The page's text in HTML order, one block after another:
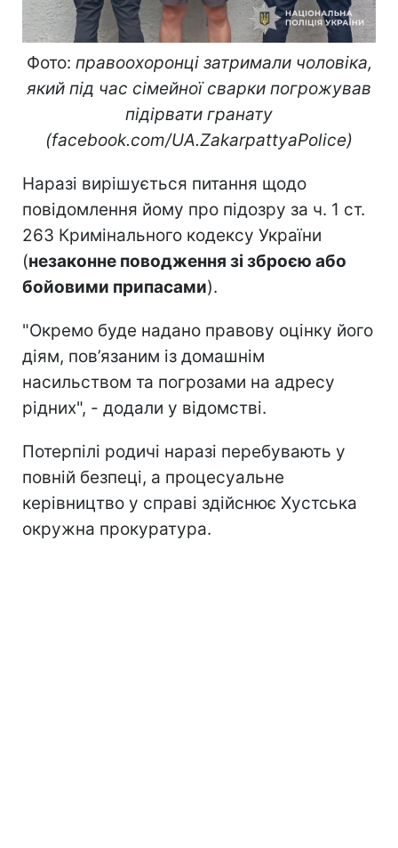
Фото: правоохоронці затримали чоловіка,
який під час сімейної сварки погрожував
підірвати гранату
(facebook.com/UA.ZakarpattyaPolice)
Наразі вирішується питання щодо
повідомлення йому про підозру за ч. 1 ст.
263 Кримінального кодексу України
(незаконне поводження зі зброєю або
бойовими припасами).
"Окремо буде надано правову оцінку його
діям, пов’язаним із домашнім
насильством та погрозами на адресу
рідних", - додали у відомстві.
Потерпілі родичі наразі перебувають у
повній безпеці, а процесуальне
керівництво у справі здійснює Хустська
окружна прокуратура.